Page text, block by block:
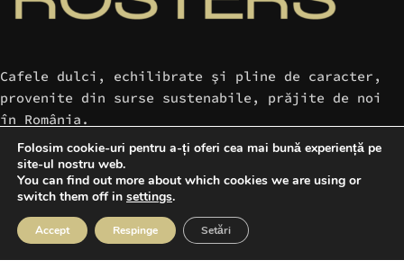
Cafele dulci, echilibrate şi pline de caracter,
provenite din surse sustenabile, prăjite de noi
în România.
Telefon: +40 741 051 054
Program: L-V 09:00 – 17:00
Email: office@rosters.coffee
CAFELELE NOASTRE
Folosim cookie-uri pentru a-ți oferi cea mai bună experiență pe
site-ul nostru web.
You can find out more about which cookies we are using or
switch them off in settings.
Accept Respinge Setări
FavoriteCos
Contul meu